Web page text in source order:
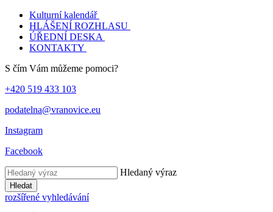
Kulturní kalendář
HLÁŠENÍ ROZHLASU
ÚŘEDNÍ DESKA
KONTAKTY
S čím Vám můžeme pomoci?
+420 519 433 103
podatelna@vranovice.eu
Instagram
Facebook
Hledaný výraz
Hledat
rozšířené vyhledávání